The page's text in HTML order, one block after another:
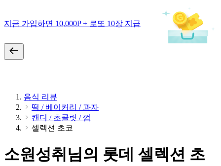
지금 가입하면 10,000P + 로또 10장 지급
음식 리뷰
떡 / 베이커리 / 과자
캔디 / 초콜릿 / 껌
셀렉션 초코
소원성취님의 롯데 셀렉션 초